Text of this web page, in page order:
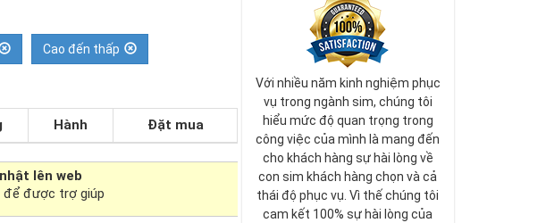
Cao đến thấp
Hành Đặt mua
lên web
để được trợ giúp
Với nhiều năm kinh nghiệm phục
vụ trong ngành sim, chúng tôi
hiểu mức độ quan trọng trong
công việc của mình là mang đến
cho khách hàng sự hài lòng về
con sim khách hàng chọn và cả
thái độ phục vụ. Vì thế chúng tôi
cam kết 100% sự hài lòng của